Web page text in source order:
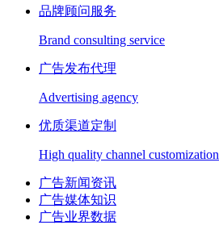
品牌顾问服务
Brand consulting service
广告发布代理
Advertising agency
优质渠道定制
High quality channel customization
广告新闻资讯
广告媒体知识
广告业界数据